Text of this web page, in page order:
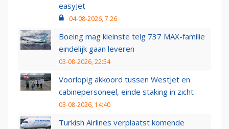
easyJet
04-08-2026, 7:26
Boeing mag kleinste telg 737 MAX-familie
eindelijk gaan leveren
03-08-2026, 22:54
Voorlopig akkoord tussen WestJet en
cabinepersoneel, einde staking in zicht
03-08-2026, 14:40
Turkish Airlines verplaatst komende